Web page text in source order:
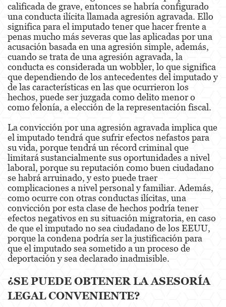
Certificado de Rehabilitación
Eliminación de Antecedentes Penales
Libertad Condicional Bajo Palabra
Petición para Anular una Condena por
Asesinato
Sello de Registros de Arresto
Delincuencia Juvenil
Audiencia de Detención
Audiencias de Disposición
Audiencias de Transferencia
Delitos por los cuales un Menor puede ser
Juzgado como Adulto
Derechos de los Padres en Casos Juveniles
División de Justicia Juvenil
calificada de grave, entonces se habría configurado
una conducta ilícita llamada agresión agravada. Ello
significa para el imputado tener que hacer frente a
penas mucho más severas que las aplicadas por una
acusación basada en una agresión simple, además,
cuando se trata de una agresión agravada, la
conducta es considerada un wobbler, lo que significa
que dependiendo de los antecedentes del imputado y
de las características en las que ocurrieron los
hechos, puede ser juzgada como delito menor o
como felonía, a elección de la representación fiscal.
La convicción por una agresión agravada implica que
el imputado tendrá que sufrir efectos nefastos para
su vida, porque tendrá un récord criminal que
limitará sustancialmente sus oportunidades a nivel
laboral, porque su reputación como buen ciudadano
se habrá arruinado, y esto puede traer
complicaciones a nivel personal y familiar. Además,
como ocurre con otras conductas ilícitas, una
convicción por esta clase de hechos podría tener
efectos negativos en su situación migratoria, en caso
de que el imputado no sea ciudadano de los EEUU,
porque la condena podría ser la justificación para
que el imputado sea sometido a un proceso de
deportación y sea declarado inadmisible.
¿SE PUEDE OBTENER LA ASESORÍA
LEGAL CONVENIENTE?